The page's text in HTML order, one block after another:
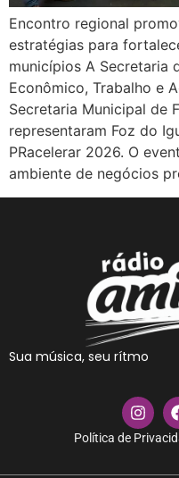
Encontro regional
estratégias para
municípios A Secretaria
Econômico, Trabalho e
Secretaria Municipal de
representaram Foz do
PRacelerar 2026. O
ambiente de negócios
Sua música, seu rítmo
Política de